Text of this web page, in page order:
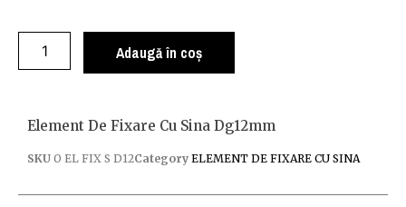
Adaugă în coș
Element De Fixare Cu Sina Dg12mm
SKU O EL FIX S D12Category ELEMENT DE FIXARE CU SINA